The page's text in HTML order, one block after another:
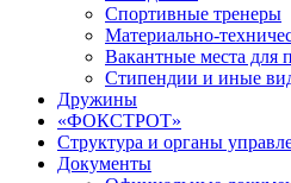
Спортивные тренеры
Материально-
Вакантные места для
Стипендии и иные
Дружины
«ФОКСТРОТ»
Структура и органы
Документы